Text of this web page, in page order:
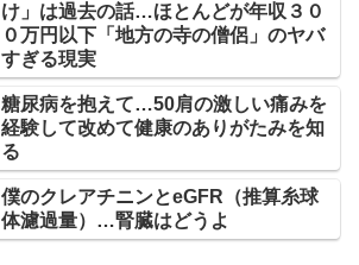
け」は過去の話…ほとんどが年収３０
０万円以下「地方の寺の僧侶」のヤバ
すぎる現実
糖尿病を抱えて…50肩の激しい痛みを
経験して改めて健康のありがたみを知
る
僕のクレアチニンとeGFR（推算糸球
体濾過量）…腎臓はどうよ